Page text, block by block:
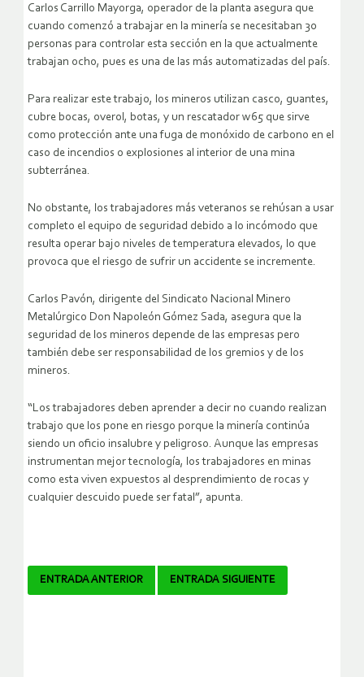
Carlos Carrillo Mayorga, operador de la planta asegura que
cuando comenzó a trabajar en la minería se necesitaban 30
personas para controlar esta sección en la que actualmente
trabajan ocho, pues es una de las más automatizadas del país.
Para realizar este trabajo, los mineros utilizan casco, guantes,
cubre bocas, overol, botas, y un rescatador w65 que sirve
como protección ante una fuga de monóxido de carbono en el
caso de incendios o explosiones al interior de una mina
subterránea.
No obstante, los trabajadores más veteranos se rehúsan a usar
completo el equipo de seguridad debido a lo incómodo que
resulta operar bajo niveles de temperatura elevados, lo que
provoca que el riesgo de sufrir un accidente se incremente.
Carlos Pavón, dirigente del Sindicato Nacional Minero
Metalúrgico Don Napoleón Gómez Sada, asegura que la
seguridad de los mineros depende de las empresas pero
también debe ser responsabilidad de los gremios y de los
mineros.
“Los trabajadores deben aprender a decir no cuando realizan
trabajo que los pone en riesgo porque la minería continúa
siendo un oficio insalubre y peligroso. Aunque las empresas
instrumentan mejor tecnología, los trabajadores en minas
como esta viven expuestos al desprendimiento de rocas y
cualquier descuido puede ser fatal”, apunta.
Navegador
ENTRADA ANTERIOR ENTRADA SIGUIENTE